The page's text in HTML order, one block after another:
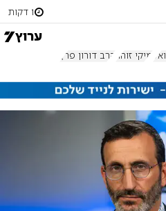
1 דקות
מיקי זוהר הרב דורון פרץ